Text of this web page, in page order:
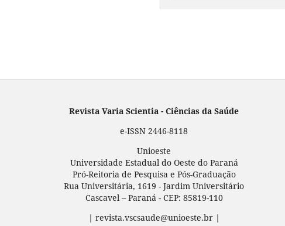
Revista Varia Scientia - Ciências da Saúde
e-ISSN 2446-8118
Unioeste
Universidade Estadual do Oeste do Paraná
Pró-Reitoria de Pesquisa e Pós-Graduação
Rua Universitária, 1619 - Jardim Universitário
Cascavel – Paraná - CEP: 85819-110
| revista.vscsaude@unioeste.br |